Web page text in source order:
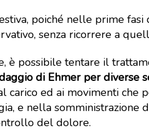
poiché nelle prime
senza ricorrere a
è possibile tentare il
di Ehmer per diverse
carico ed ai movimenti che
e nella somministrazione
del dolore.